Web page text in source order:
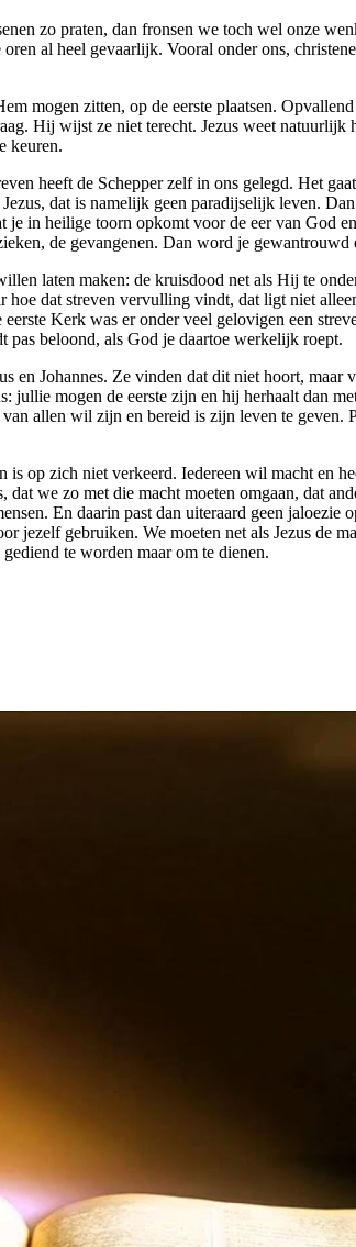
zo praten, dan fronsen we toch wel onze
al heel gevaarlijk. Vooral onder ons,
mogen zitten, op de eerste plaatsen.
Hij wijst ze niet terecht. Jezus weet
keuren.
heeft de Schepper zelf in ons gelegd. Het
dat is namelijk geen paradijselijk leven.
in heilige toorn opkomt voor de eer van God
de gevangenen. Dan word je
laten maken: de kruisdood net als Hij te
hoe dat streven vervulling vindt, dat ligt niet
Kerk was er onder veel gelovigen een
pas beloond, als God je daartoe werkelijk roept.
en Johannes. Ze vinden dat dit niet hoort, maar
jullie mogen de eerste zijn en hij herhaalt dan
allen wil zijn en bereid is zijn leven te geven.
is op zich niet verkeerd. Iedereen wil macht en
we zo met die macht moeten omgaan, dat
En daarin past dan uiteraard geen
gebruiken. We moeten net als Jezus de
te worden maar om te dienen.